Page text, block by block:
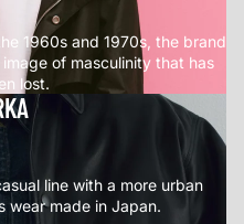
1960s and 1970s, the brand
of masculinity that has
lost.
line with a more urban
wear made in Japan.